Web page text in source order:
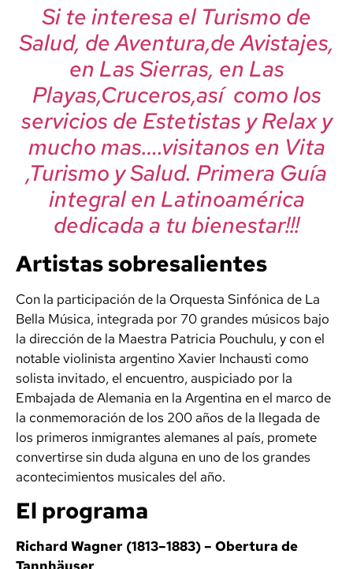
Si te interesa el Turismo de
Salud, de Aventura,de Avistajes,
en Las Sierras, en Las
Playas,Cruceros,así como los
servicios de Estetistas y Relax y
mucho mas….visitanos en Vita
,Turismo y Salud. Primera Guía
integral en Latinoamérica
dedicada a tu bienestar!!!
Artistas sobresalientes
Con la participación de la Orquesta Sinfónica de La
Bella Música, integrada por 70 grandes músicos bajo
la dirección de la Maestra Patricia Pouchulu, y con el
notable violinista argentino Xavier Inchausti como
solista invitado, el encuentro, auspiciado por la
Embajada de Alemania en la Argentina en el marco de
la conmemoración de los 200 años de la llegada de
los primeros inmigrantes alemanes al país, promete
convertirse sin duda alguna en uno de los grandes
acontecimientos musicales del año.
El programa
Richard Wagner (1813–1883) – Obertura de